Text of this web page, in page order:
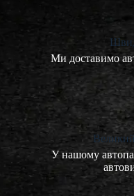
Ми доставимо
У нашому